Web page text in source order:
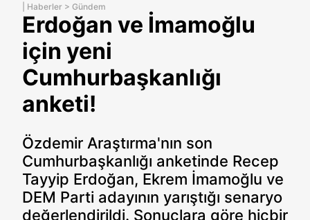
Haberler > Gündem
Erdoğan ve İmamoğlu
için yeni
Cumhurbaşkanlığı
anketi!
Özdemir Araştırma'nın son
Cumhurbaşkanlığı anketinde Recep
Tayyip Erdoğan, Ekrem İmamoğlu ve
DEM Parti adayının yarıştığı senaryo
değerlendirildi. Sonuçlara göre hiçbir